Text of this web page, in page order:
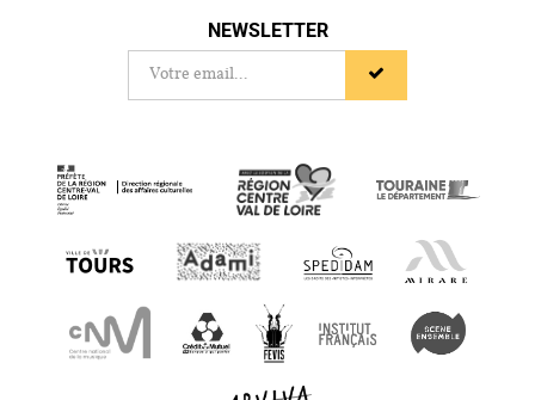
NEWSLETTER